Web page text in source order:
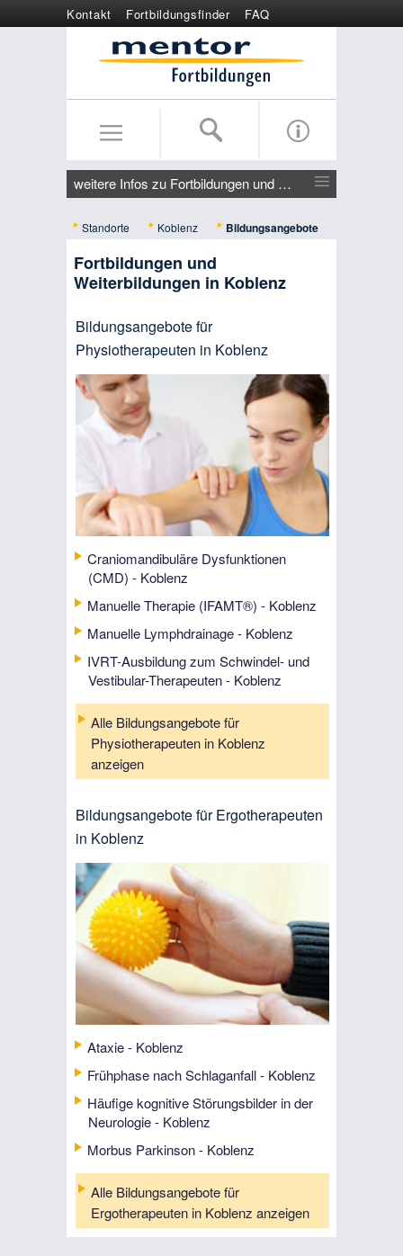
Kontakt Fortbildungsfinder
FAQ
Online anmelden
Wertgutschein
weitere Infos zu Fortbildungen und Weiterbildungen in Koblenz
Standorte Koblenz Bildungsangebote
Fortbildungen und
Weiterbildungen in Koblenz
Bildungsangebote für
Physiotherapeuten in Koblenz
Craniomandibuläre Dysfunktionen
(CMD) - Koblenz
Manuelle Therapie (IFAMT®) - Koblenz
Manuelle Lymphdrainage - Koblenz
IVRT-Ausbildung zum Schwindel- und
Vestibular-Therapeuten - Koblenz
Alle Bildungsangebote für
Physiotherapeuten in Koblenz
anzeigen
Bildungsangebote für Ergotherapeuten
in Koblenz
Ataxie - Koblenz
Frühphase nach Schlaganfall - Koblenz
Häufige kognitive Störungsbilder in der
Neurologie - Koblenz
Morbus Parkinson - Koblenz
Alle Bildungsangebote für
Ergotherapeuten in Koblenz anzeigen